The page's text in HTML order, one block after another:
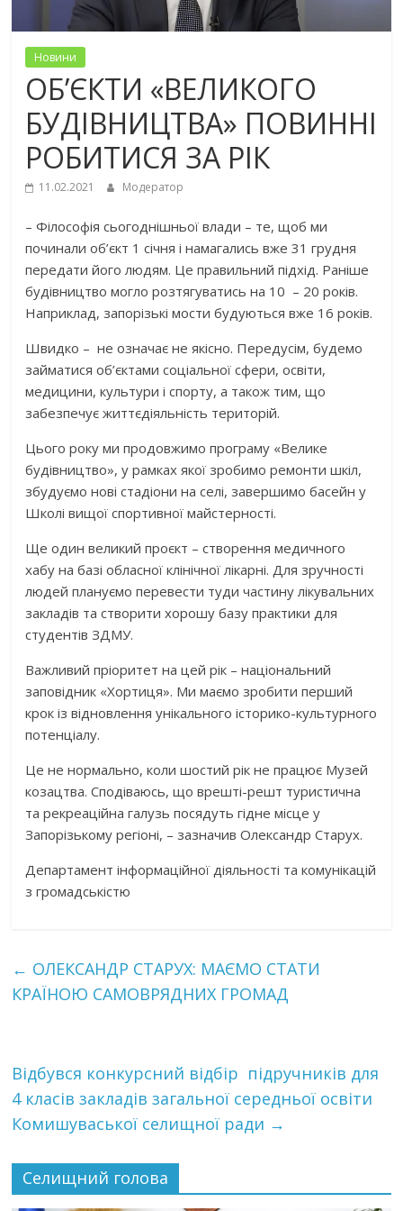
Новини
ОБ’ЄКТИ «ВЕЛИКОГО
БУДІВНИЦТВА» ПОВИННІ
РОБИТИСЯ ЗА РІК
11.02.2021 Модератор
– Філософія сьогоднішньої влади – те, щоб ми
починали об’єкт 1 січня і намагались вже 31 грудня
передати його людям. Це правильний підхід. Раніше
будівництво могло розтягуватись на 10 – 20 років.
Наприклад, запорізькі мости будуються вже 16 років.
Швидко – не означає не якісно. Передусім, будемо
займатися об’єктами соціальної сфери, освіти,
медицини, культури і спорту, а також тим, що
забезпечує життєдіяльність територій.
Цього року ми продовжимо програму «Велике
будівництво», у рамках якої зробимо ремонти шкіл,
збудуємо нові стадіони на селі, завершимо басейн у
Школі вищої спортивної майстерності.
Ще один великий проєкт – створення медичного
хабу на базі обласної клінічної лікарні. Для зручності
людей плануємо перевести туди частину лікувальних
закладів та створити хорошу базу практики для
студентів ЗДМУ.
Важливий пріоритет на цей рік – національний
заповідник «Хортиця». Ми маємо зробити перший
крок із відновлення унікального історико-культурного
потенціалу.
Це не нормально, коли шостий рік не працює Музей
козацтва. Сподіваюсь, що врешті-решт туристична
та рекреаційна галузь посядуть гідне місце у
Запорізькому регіоні, – зазначив Олександр Старух.
Департамент інформаційної діяльності та комунікацій
з громадськістю
← ОЛЕКСАНДР СТАРУХ: МАЄМО СТАТИ
КРАЇНОЮ САМОВРЯДНИХ ГРОМАД
Відбувся конкурсний відбір підручників для
4 класів закладів загальної середньої освіти
Комишуваської селищної ради →
Селищний голова